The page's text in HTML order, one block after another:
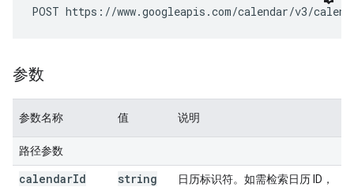
POST https://www.googleapis.com/calendar/v3/
参数
参数名称 值 说明
路径参数
calendarId string
日历标识符。如需检索日历 ID，